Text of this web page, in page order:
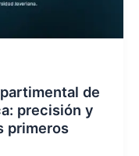
de
precisión y
primeros